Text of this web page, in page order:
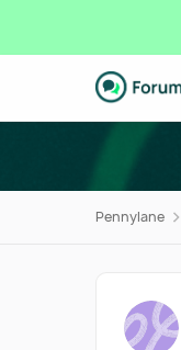
Passer
Pennylane